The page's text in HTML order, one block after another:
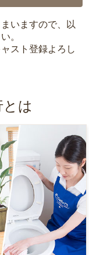
いますので、以
。
スト登録よろし
は